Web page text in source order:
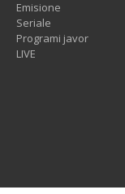
Emisione
Seriale
Programi javor
LIVE